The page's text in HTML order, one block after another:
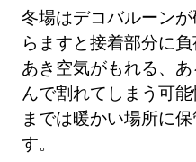
冬場はデコバルーン
らますと接着部分に
あき空気がもれる、
んで割れてしまう可
までは暖かい場所に
す。